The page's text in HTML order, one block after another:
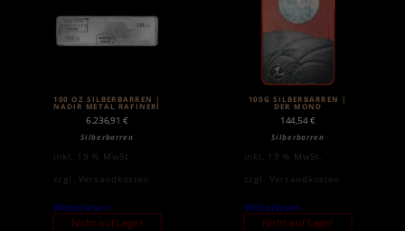
100 OZ SILBERBARREN |
NADIR METAL RAFINERI
6.236,91€
Silberbarren
inkl. 19 % MwSt.
zzgl. Versandkosten
Weiterlesen
Nicht auf Lager
100G SILBERBARREN |
DER MOND
144,54€
Silberbarren
inkl. 19 % MwSt.
zzgl. Versandkosten
Weiterlesen
Nicht auf Lager